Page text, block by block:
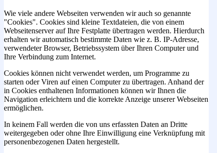
Wie viele andere Webseiten verwenden wir auch so genannte
"Cookies". Cookies sind kleine Textdateien, die von einem
Webseitenserver auf Ihre Festplatte übertragen werden. Hierdurch
erhalten wir automatisch bestimmte Daten wie z. B. IP-Adresse,
verwendeter Browser, Betriebssystem über Ihren Computer und
Ihre Verbindung zum Internet.
Cookies können nicht verwendet werden, um Programme zu
starten oder Viren auf einen Computer zu übertragen. Anhand der
in Cookies enthaltenen Informationen können wir Ihnen die
Navigation erleichtern und die korrekte Anzeige unserer Webseiten
ermöglichen.
In keinem Fall werden die von uns erfassten Daten an Dritte
weitergegeben oder ohne Ihre Einwilligung eine Verknüpfung mit
personenbezogenen Daten hergestellt.